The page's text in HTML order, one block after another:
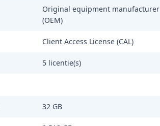
Original equipment manufacturer
(OEM)
Client Access License (CAL)
5 licentie(s)
32 GB